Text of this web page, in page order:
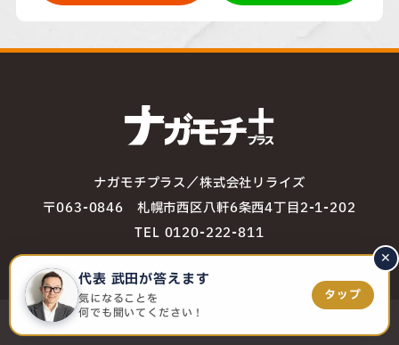
ナガモチプラス／株式会社リライズ
〒063-0846 札幌市西区八軒6条西4丁目2-1-202
TEL 0120-222-811
© ナガモチプラス
✕
代表 武田が答えます
気になることを
何でも聞いてください！
タップ